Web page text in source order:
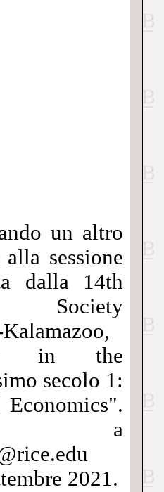
un altro
sessione
dalla 14th
Society
in the
secolo 1:
a
2021.